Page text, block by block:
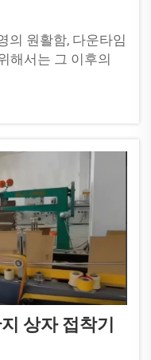
의 원활함, 다운타임
해서는 그 이후의
감 있는 자동 폴더
핵심 요소라는 것
상자 접착기